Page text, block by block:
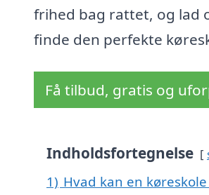
frihed bag rattet, og lad
finde den perfekte
Få tilbud, gratis og
Indholdsfortegnelse
1) Hvad kan en